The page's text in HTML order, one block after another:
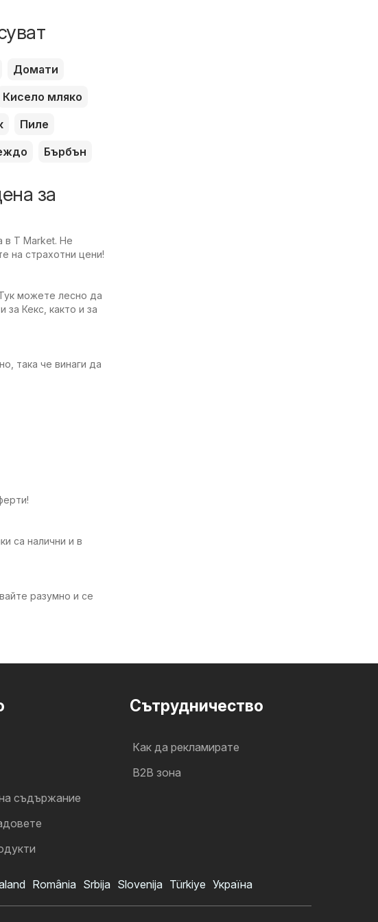
Домати
Кисело мляко
Пиле
Бърбън
за
в T Market. Не
на страхотни цени!
можете лесно да
Кекс, както и за
така че винаги да
са налични и в
разумно и се
съдържание
Cътрудничество
Как да рекламирате
B2B зона
România Srbija Slovenija Türkiye Україна